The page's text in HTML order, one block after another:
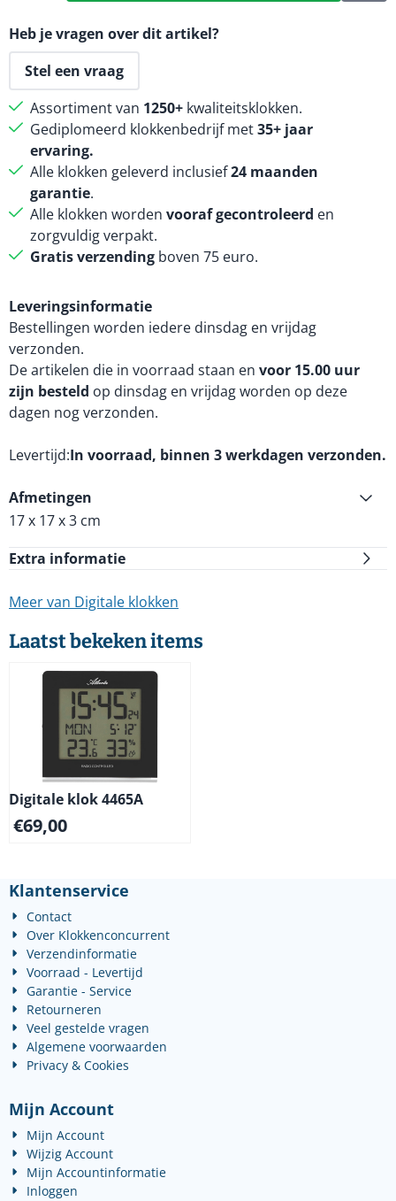
Heb je vragen over dit artikel?
Stel een vraag
Assortiment van 1250+ kwaliteitsklokken.
Gediplomeerd klokkenbedrijf met35+ jaar
ervaring.
Alle klokken geleverd inclusief24 maanden
garantie.
Alle klokken worden vooraf gecontroleerd en
zorgvuldig verpakt.
Gratis verzending boven 75 euro.
Leveringsinformatie
Bestellingen worden iedere dinsdag en vrijdag
verzonden.
De artikelen die in voorraad staan en voor 15.00 uur
zijn besteld op dinsdag en vrijdag worden op deze
dagen nog verzonden.
Levertijd In voorraad, binnen 3 werkdagen verzonden.
Afmetingen
17 x 17 x 3 cm
Extra informatie
Meer van Digitale klokken
Laatst bekeken items
Digitale klok 4465A
€69,00
Klantenservice
Contact
Over Klokkenconcurrent
Verzendinformatie
Voorraad - Levertijd
Garantie - Service
Retourneren
Veel gestelde vragen
Algemene voorwaarden
Privacy & Cookies
Mijn Account
Mijn Account
Wijzig Account
Mijn Accountinformatie
Inloggen